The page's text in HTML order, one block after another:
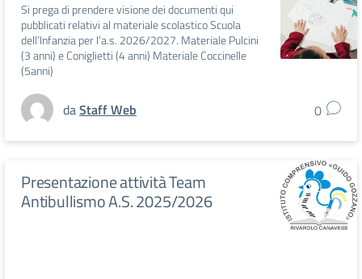
Si prega di prendere visione dei documenti qui
pubblicati relativi al materiale scolastico Scuola
dell’Infanzia per l’a.s. 2026/2027. Materiale Pulcini
(3 anni) e Coniglietti (4 anni) Materiale Coccinelle
(5anni)
daStaff Web 0
Presentazione attività Team
Antibullismo A.S. 2025/2026